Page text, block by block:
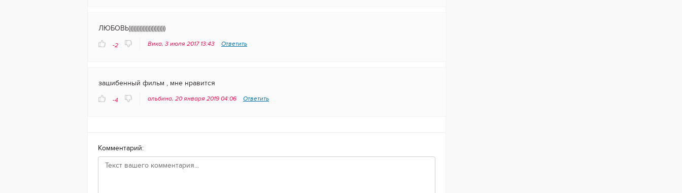
ЛЮБОВЬ))))))))))))))))))))))))
-2 Вика, 3 июля 2017 13:43 Ответить
зашибенный фильм , мне нравится
-4 альбина, 20 января 2019 04:06 Ответить
Комментарий: